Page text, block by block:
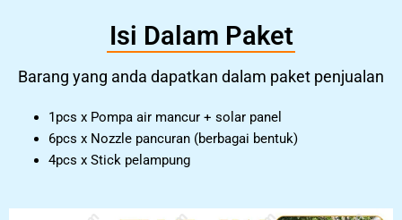
Isi Dalam Paket
Barang yang anda dapatkan dalam paket penjualan
1pcs x Pompa air mancur + solar panel
6pcs x Nozzle pancuran (berbagai bentuk)
4pcs x Stick pelampung